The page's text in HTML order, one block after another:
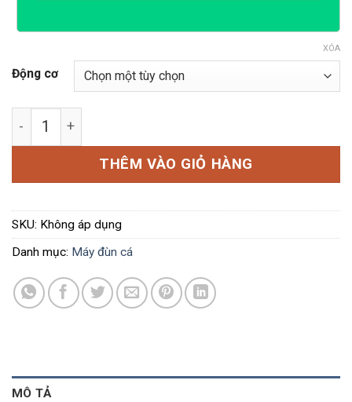
Động cơ
XÓA
Máy đùn cá công nghiệp 7.5kw số lượng
THÊM VÀO GIỎ HÀNG
SKU: Không áp dụng
Danh mục: Máy đùn cá
MÔ TẢ